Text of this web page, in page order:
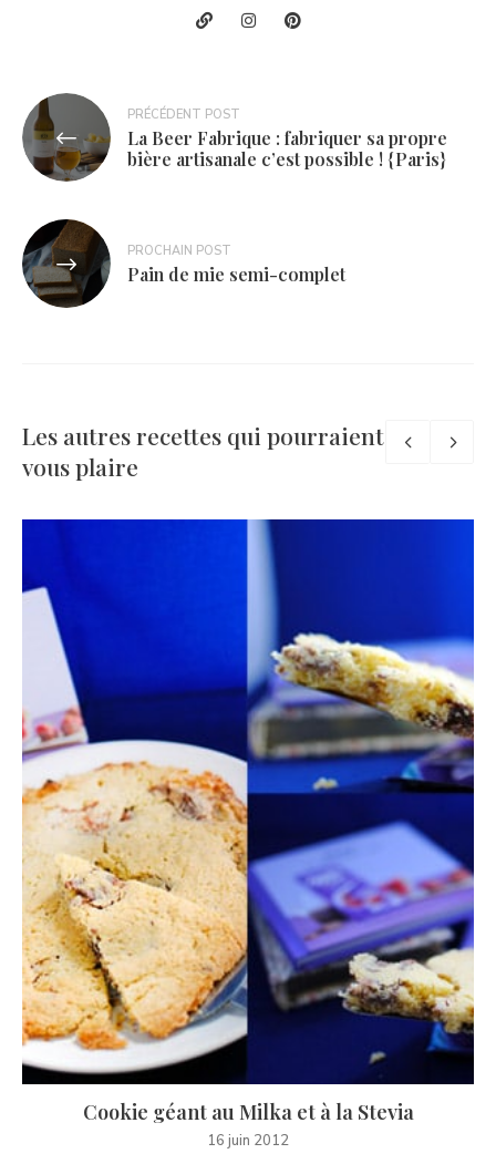
Navigation
de
l’article
PRÉCÉDENT POST
La Beer Fabrique : fabriquer sa propre
bière artisanale c’est possible ! {Paris}
PROCHAIN POST
Pain de mie semi-complet
Les autres recettes qui pourraient
vous plaire
Cookie géant au Milka et à la Stevia
16 juin 2012